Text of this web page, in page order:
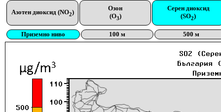
Азотен диоксид (NO2)
Озон
(O3)
Серен диоксид
(SO2)
Приземно ниво 100 м 500 м